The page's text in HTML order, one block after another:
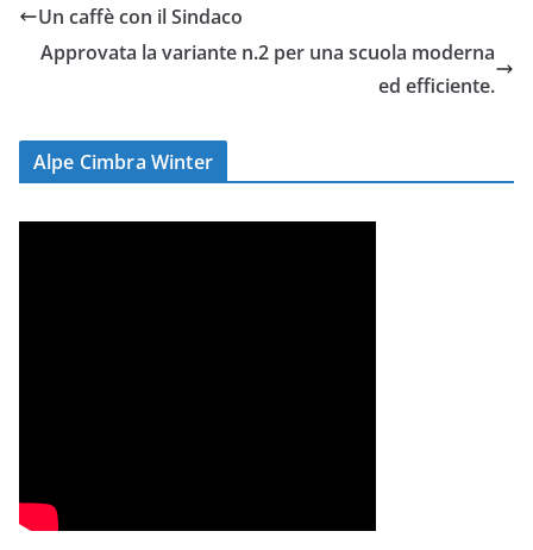
Un caffè con il Sindaco
Approvata la variante n.2 per una scuola moderna
ed efficiente.
Alpe Cimbra Winter